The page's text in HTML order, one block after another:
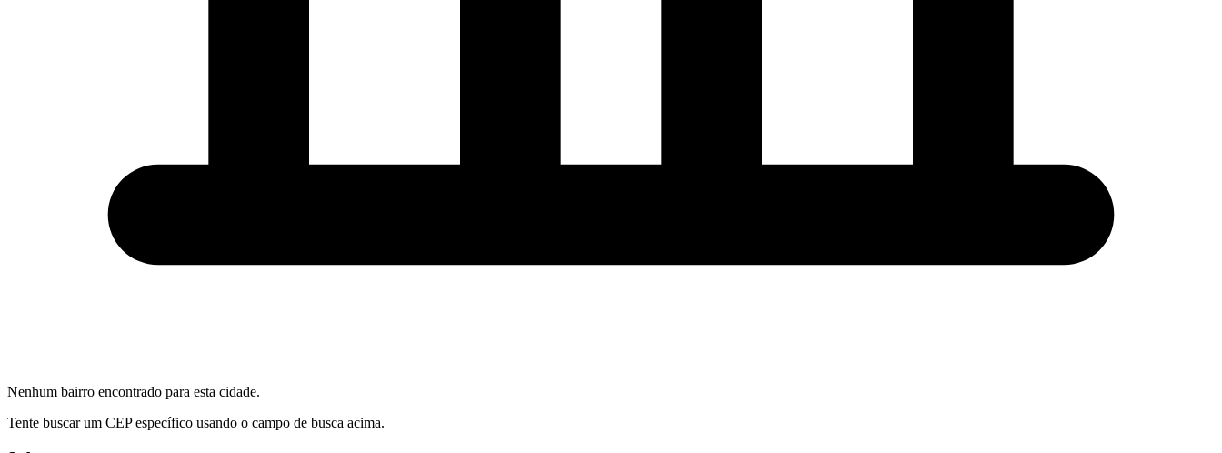
Nenhum bairro encontrado para esta cidade.
Tente buscar um CEP específico usando o campo de busca acima.